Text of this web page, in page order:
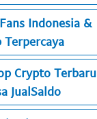
Indonesia &
Terpercaya
Crypto Terbaru
JualSaldo